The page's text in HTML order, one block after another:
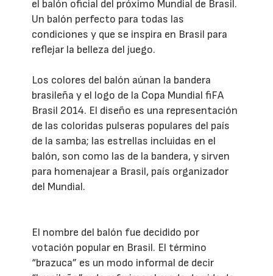
el balón oficial del próximo Mundial de Brasil.
Un balón perfecto para todas las
condiciones y que se inspira en Brasil para
reflejar la belleza del juego.
Los colores del balón aúnan la bandera
brasileña y el logo de la Copa Mundial fiFA
Brasil 2014. El diseño es una representación
de las coloridas pulseras populares del país
de la samba; las estrellas incluidas en el
balón, son como las de la bandera, y sirven
para homenajear a Brasil, país organizador
del Mundial.
El nombre del balón fue decidido por
votación popular en Brasil. El término
“brazuca” es un modo informal de decir